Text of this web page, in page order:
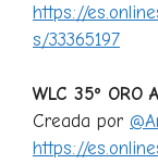
https://
s/33365197
WLC 35º ORO
Creada por
https://